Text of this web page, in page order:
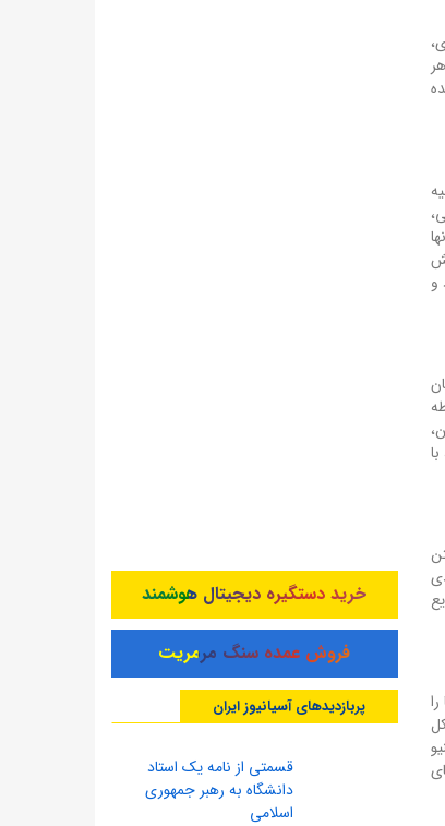
و
به دنبال بستن
خرید دستگیره دیجیتال هوشمند
فروش عمده سنگ مرمریت
پربازدیدهای آسیانیوز ایران
قسمتی از نامه یک استاد
دانشگاه به رهبر جمهوری
اسلامی